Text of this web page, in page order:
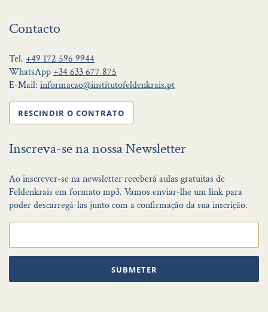
Contacto
Tel. +49 172 596 9944
WhatsApp+34 633 677 875
E-Mail: informacao@institutofeldenkrais.pt
RESCINDIR O CONTRATO
Inscreva-se na nossa Newsletter
Ao inscrever-se na newsletter receberá aulas gratuitas de
Feldenkrais em formato mp3. Vamos enviar-lhe um link para
poder descarregá-las junto com a confirmação da sua inscrição.
SUBMETER